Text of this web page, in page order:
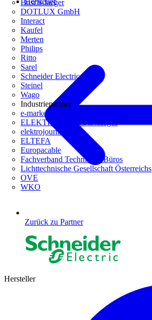
Busch-Jaeger
DOTLUX GmbH
Interact
Kaufel
Merten
Philips
Ritto
Sarel
Schneider Electric
Steinel
Wago
Industriepartner
e-marke
ELEKTRO Daten Serviceges
elektrojournal
ELTEFA
Europacable
Fachverband Technische Büros
Lichttechnische Gesellschaft Österreichs
OVE
WKO
Zurück zu Partner
Hersteller